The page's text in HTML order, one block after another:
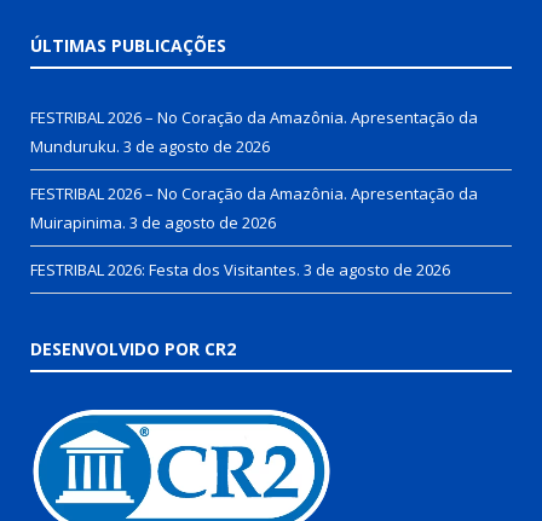
ÚLTIMAS PUBLICAÇÕES
FESTRIBAL 2026 – No Coração da Amazônia. Apresentação da
Munduruku. 3 de agosto de 2026
FESTRIBAL 2026 – No Coração da Amazônia. Apresentação da
Muirapinima. 3 de agosto de 2026
FESTRIBAL 2026: Festa dos Visitantes. 3 de agosto de 2026
DESENVOLVIDO POR CR2